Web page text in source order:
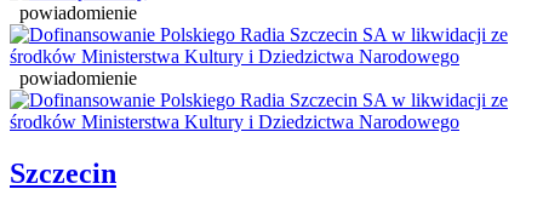
powiadomienie
powiadomienie
Szczecin